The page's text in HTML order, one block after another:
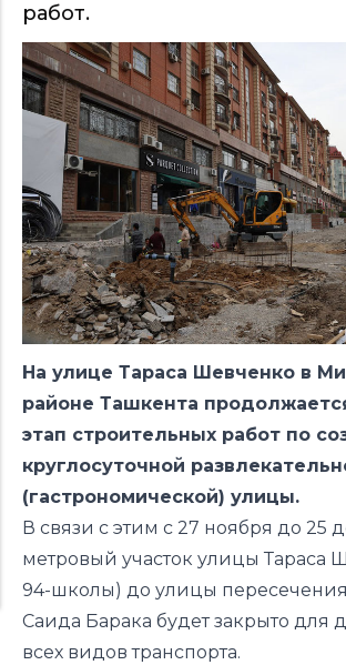
работ.
На улице Тараса Шевченко в
районе Ташкента
этап строительных работ по
круглосуточной
(гастрономической) улицы.
В связи с этим с 27 ноября до 25
метровый участок улицы Тараса
94-школы) до улицы
Саида Барака будет закрыто для
всех видов транспорта.